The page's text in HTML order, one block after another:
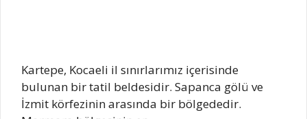
Kartepe, Kocaeli il sınırlarımız içerisinde
bulunan bir tatil beldesidir. Sapanca gölü ve
İzmit körfezinin arasında bir bölgededir.